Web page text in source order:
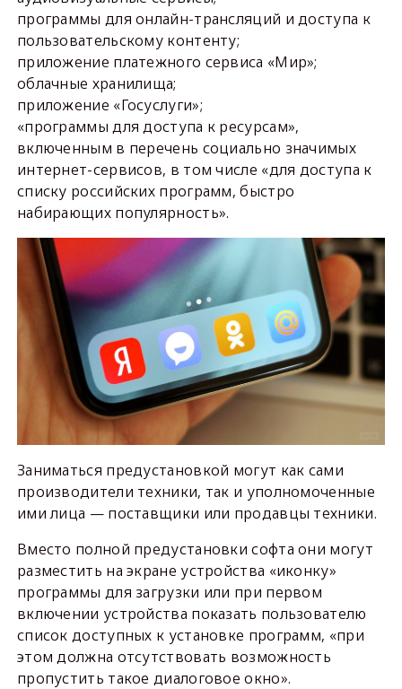
программы для онлайн-трансляций и доступа к
пользовательскому контенту;
приложение платежного сервиса «Мир»;
облачные хранилища;
приложение «Госуслуги»;
«программы для доступа к ресурсам»,
включенным в перечень социально значимых
интернет-сервисов, в том числе «для доступа к
списку российских программ, быстро
набирающих популярность».
Заниматься предустановкой могут как сами
производители техники, так и уполномоченные
ими лица — поставщики или продавцы техники.
Вместо полной предустановки софта они могут
разместить на экране устройства «иконку»
программы для загрузки или при первом
включении устройства показать пользователю
список доступных к установке программ, «при
этом должна отсутствовать возможность
пропустить такое диалоговое окно».